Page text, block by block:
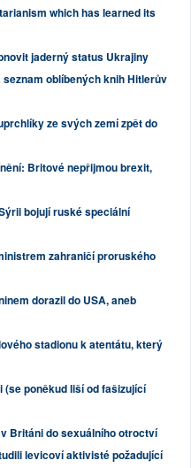
which has learned its
jaderný status Ukrajiny
oblíbených knih Hitlerův
ze svých zemí zpět do
Britové nepřijmou brexit,
bojují ruské speciální
zahraničí proruského
dorazil do USA, aneb
stadionu k atentátu, který
poněkud liší od fašizující
Británi do sexuálního otroctví
levicoví aktivisté požadující